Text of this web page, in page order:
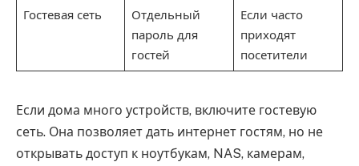
Гостевая сеть
Отдельный
пароль для
гостей
Если часто
приходят
посетители
Если дома много устройств, включите гостевую
сеть. Она позволяет дать интернет гостям, но не
открывать доступ к ноутбукам, NAS, камерам,